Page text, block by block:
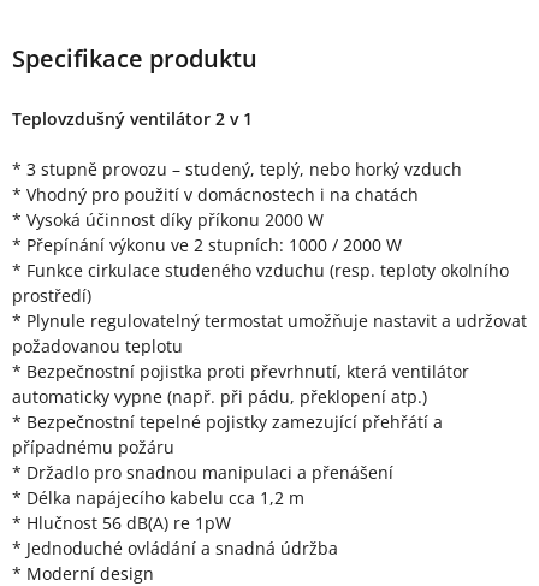
Specifikace produktu
Teplovzdušný ventilátor 2 v 1
* 3 stupně provozu – studený, teplý, nebo horký vzduch
* Vhodný pro použití v domácnostech i na chatách
* Vysoká účinnost díky příkonu 2000 W
* Přepínání výkonu ve 2 stupních: 1000 / 2000 W
* Funkce cirkulace studeného vzduchu (resp. teploty okolního
prostředí)
* Plynule regulovatelný termostat umožňuje nastavit a udržovat
požadovanou teplotu
* Bezpečnostní pojistka proti převrhnutí, která ventilátor
automaticky vypne (např. při pádu, překlopení atp.)
* Bezpečnostní tepelné pojistky zamezující přehřátí a
případnému požáru
* Držadlo pro snadnou manipulaci a přenášení
* Délka napájecího kabelu cca 1,2 m
* Hlučnost 56 dB(A) re 1pW
* Jednoduché ovládání a snadná údržba
* Moderní design